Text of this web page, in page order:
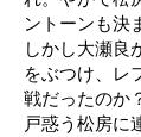
ントーンも決
しかし大瀬良
をぶつけ、レ
戦だったのか
戸惑う松房に